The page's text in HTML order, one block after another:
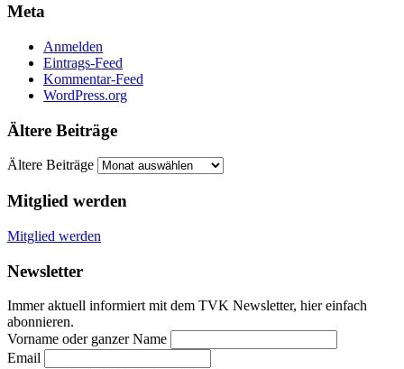
Meta
Anmelden
Eintrags-Feed
Kommentar-Feed
WordPress.org
Ältere Beiträge
Ältere Beiträge
Mitglied werden
Mitglied werden
Newsletter
Immer aktuell informiert mit dem TVK Newsletter, hier einfach
abonnieren.
Vorname oder ganzer Name
Email